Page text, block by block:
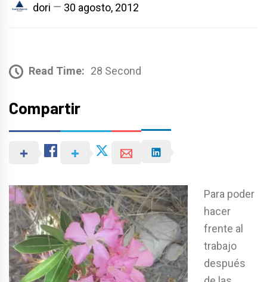
dori 30 agosto, 2012
Read Time: 28 Second
Compartir
Para poder
hacer
frente al
trabajo
después